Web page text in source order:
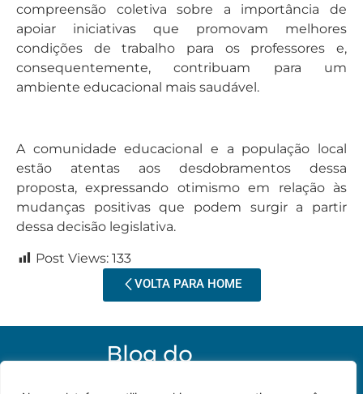
compreensão coletiva sobre a importância de
apoiar iniciativas que promovam melhores
condições de trabalho para os professores e,
consequentemente, contribuam para um
ambiente educacional mais saudável.
A comunidade educacional e a população local
estão atentas aos desdobramentos dessa
proposta, expressando otimismo em relação às
mudanças positivas que podem surgir a partir
dessa decisão legislativa.
Post Views: 133
VOLTA PARA HOME